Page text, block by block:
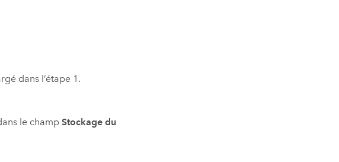
dans l’étape 1.
le champStockage du